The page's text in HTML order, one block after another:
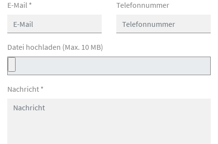
E-Mail * Telefonnummer
Datei hochladen (Max. 10 MB)
Nachricht *